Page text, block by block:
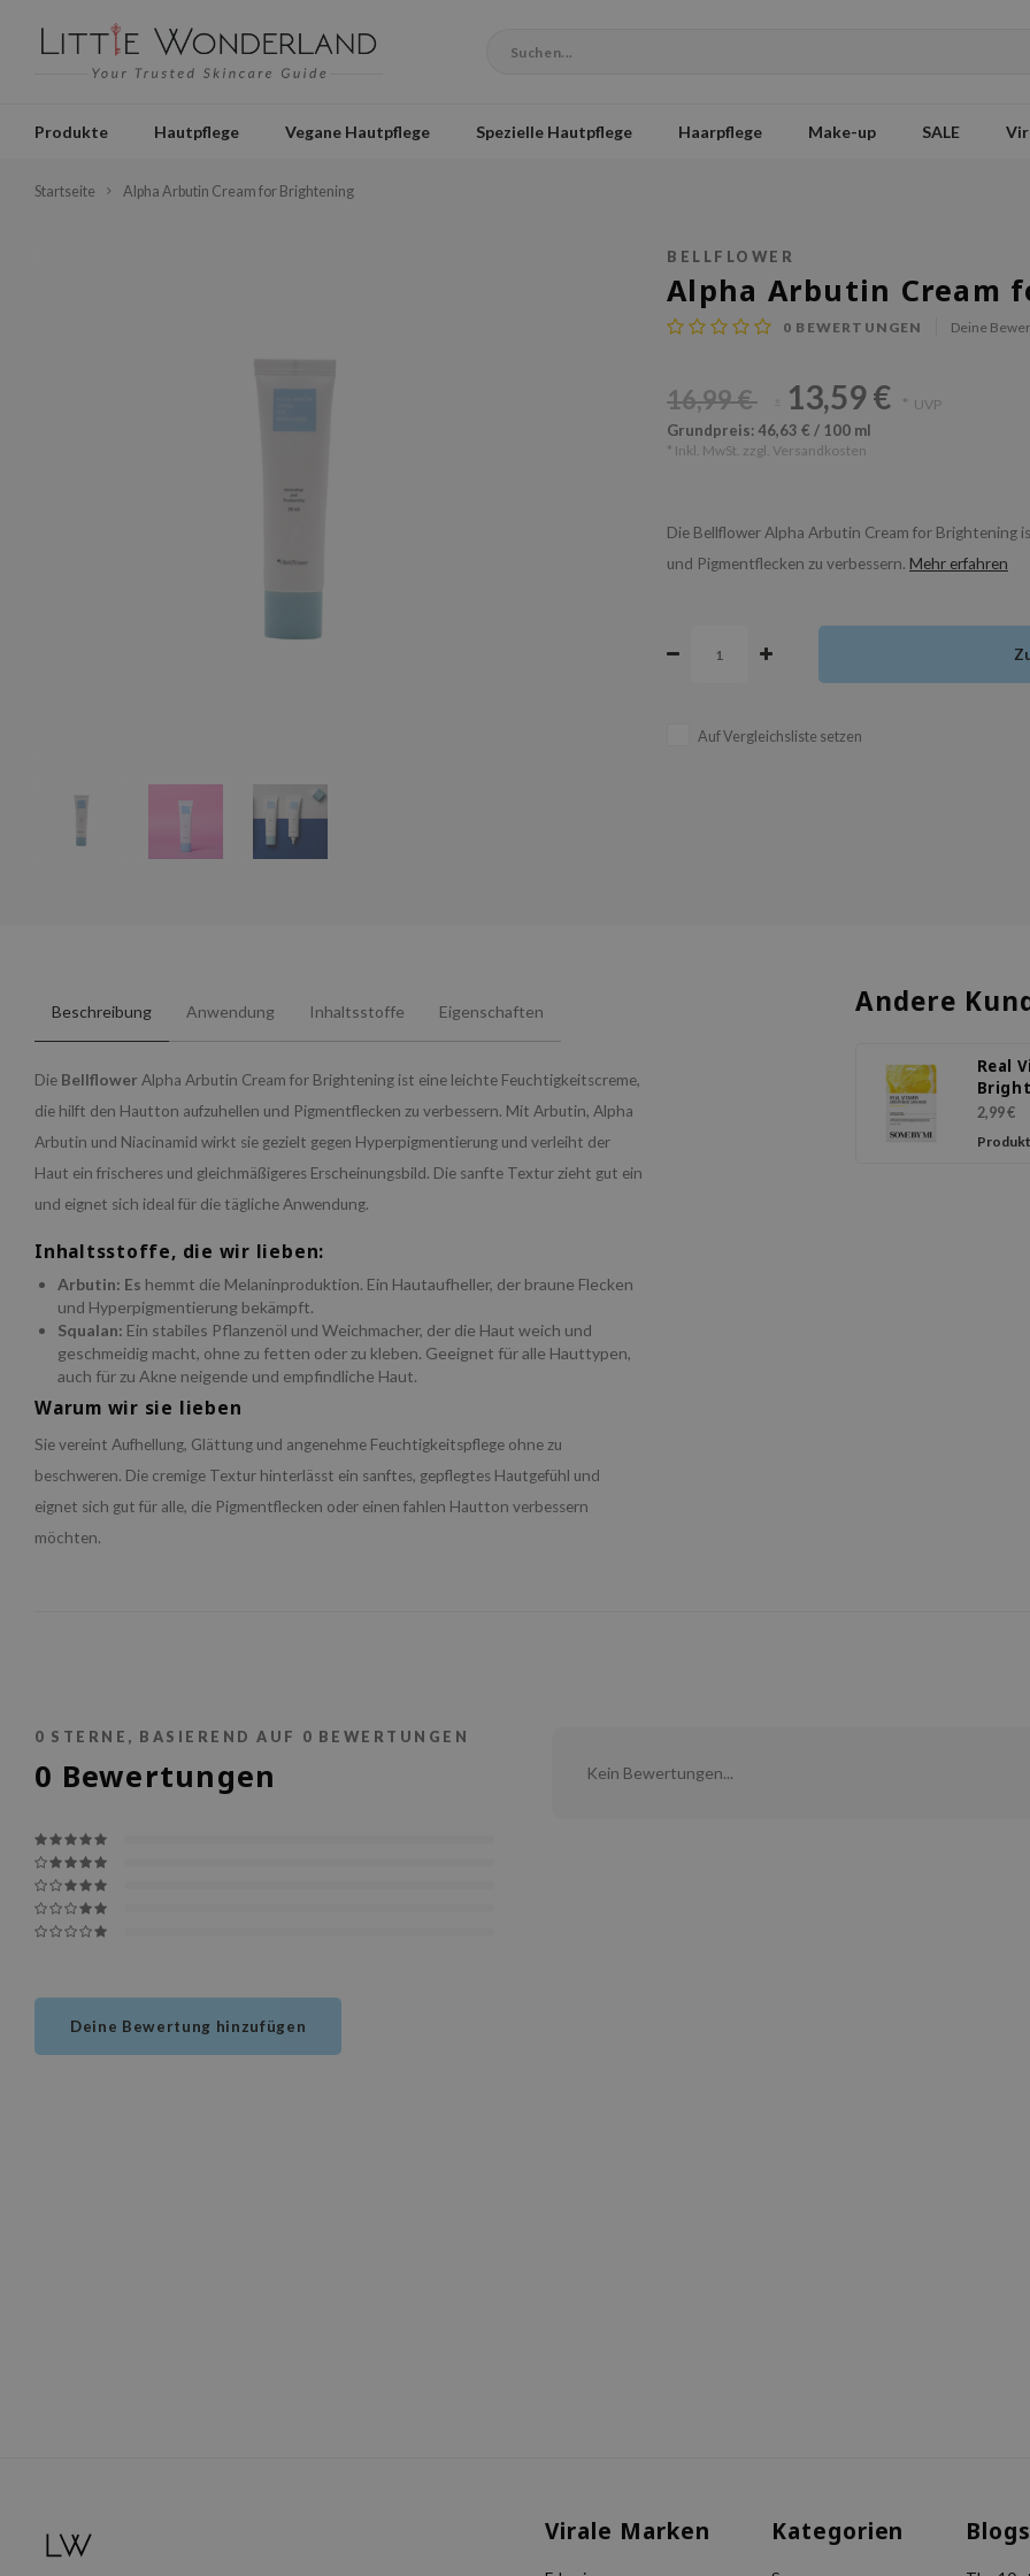
Produkte Hautpflege Vegane Hautpflege Spezielle Hautpflege Haarpflege Make-up SALE
Startseite Alpha Arbutin Cream for Brightening
BELLFLOWER
Alpha Arbutin Cream
0 BEWERTUNGEN Deine
16,99 € 13,59 € * UVP
Grundpreis: 46,63 € / 100 ml
* Inkl. MwSt. zzgl. Versandkosten
Die Bellflower Alpha Arbutin Cream for Brightening
und Pigmentflecken zu verbessern. Mehr erfahren
Auf Vergleichsliste setzen
Beschreibung Anwendung Inhaltsstoffe Eigenschaften
Die BellflowerAlpha Arbutin Cream for Brightening ist eine leichte Feuchtigkeitscreme,
die hilft den Hautton aufzuhellen und Pigmentflecken zu verbessern. Mit Arbutin, Alpha
Arbutin und Niacinamid wirkt sie gezielt gegen Hyperpigmentierung und verleiht der
Haut ein frischeres und gleichmäßigeres Erscheinungsbild. Die sanfte Textur zieht gut ein
und eignet sich ideal für die tägliche Anwendung.
Inhaltsstoffe, die wir lieben:
Arbutin: Es hemmt die Melaninproduktion. Ein Hautaufheller, der braune Flecken
und Hyperpigmentierung bekämpft.
Squalan: Ein stabiles Pflanzenöl und Weichmacher, der die Haut weich und
geschmeidig macht, ohne zu fetten oder zu kleben. Geeignet für alle Hauttypen,
auch für zu Akne neigende und empfindliche Haut.
Warum wir sie lieben
Sie vereint Aufhellung, Glättung und angenehme Feuchtigkeitspflege ohne zu
beschweren. Die cremige Textur hinterlässt ein sanftes, gepflegtes Hautgefühl und
eignet sich gut für alle, die Pigmentflecken oder einen fahlen Hautton verbessern
möchten.
Andere
Real
Care
2,99 €
0 STERNE, BASIEREND AUF 0 BEWERTUNGEN
0 Bewertungen
Deine Bewertung hinzufügen
Kein Bewertungen...
Virale Marken Kategorien Blogs